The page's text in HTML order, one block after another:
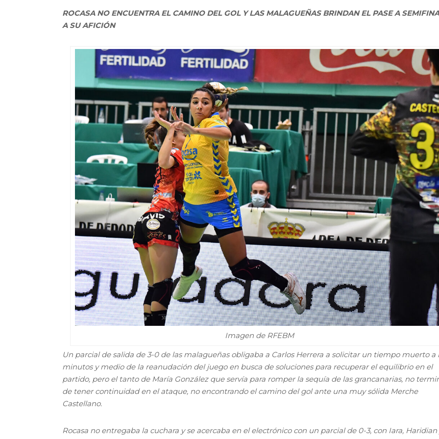
ROCASA NO ENCUENTRA EL CAMINO DEL GOL Y LAS MALAGUEÑAS BRINDAN EL PASE A
A SU AFICIÓN
Imagen de RFEBM
Un parcial de salida de 3-0 de las malagueñas obligaba a Carlos Herrera a solicitar un tiempo muerto a
minutos y medio de la reanudación del juego en busca de soluciones para recuperar el equilibrio en el
partido, pero el tanto de María González que servía para romper la sequía de las grancanarias, no
de tener continuidad en el ataque, no encontrando el camino del gol ante una muy sólida Merche
Castellano.
Rocasa no entregaba la cuchara y se acercaba en el electrónico con un parcial de 0-3, con Iara, Haridian